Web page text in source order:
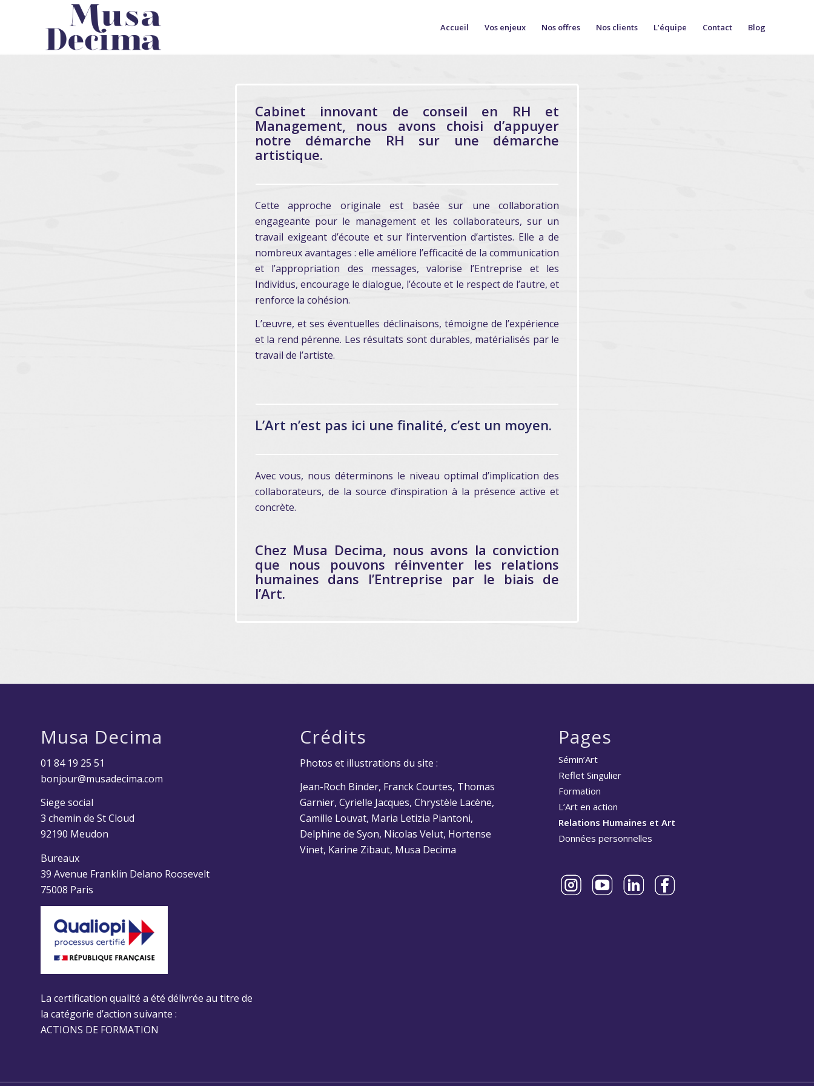
Accueil Vos enjeux Nos offres Nos clients L’équipe Contact Blog
Cabinet innovant de conseil en RH et
Management, nous avons choisi d’appuyer
notre démarche RH sur une démarche
artistique.
Cette approche originale est basée sur une collaboration
engageante pour le management et les collaborateurs, sur un
travail exigeant d’écoute et sur l’intervention d’artistes. Elle a de
nombreux avantages : elle améliore l’efficacité de la communication
et l’appropriation des messages, valorise l’Entreprise et les
Individus, encourage le dialogue, l’écoute et le respect de l’autre, et
renforce la cohésion.
L’œuvre, et ses éventuelles déclinaisons, témoigne de l’expérience
et la rend pérenne. Les résultats sont durables, matérialisés par le
travail de l’artiste.
L’Art n’est pas ici une finalité, c’est un moyen.
Avec vous, nous déterminons le niveau optimal d’implication des
collaborateurs, de la source d’inspiration à la présence active et
concrète.
Chez Musa Decima, nous avons la conviction
que nous pouvons réinventer les relations
humaines dans l’Entreprise par le biais de
l’Art.
Musa Decima
01 84 19 25 51
bonjour@musadecima.com
Siege social
3 chemin de St Cloud
92190 Meudon
Bureaux
39 Avenue Franklin Delano Roosevelt
75008 Paris
La certification qualité a été délivrée au titre de
la catégorie d’action suivante :
ACTIONS DE FORMATION
Crédits
Photos et illustrations du site :
Jean-Roch Binder, Franck Courtes, Thomas
Garnier, Cyrielle Jacques, Chrystèle Lacène,
Camille Louvat, Maria Letizia Piantoni,
Delphine de Syon, Nicolas Velut, Hortense
Vinet, Karine Zibaut, Musa Decima
Pages
Sémin’Art
Reflet Singulier
Formation
L’Art en action
Relations Humaines et Art
Données personnelles